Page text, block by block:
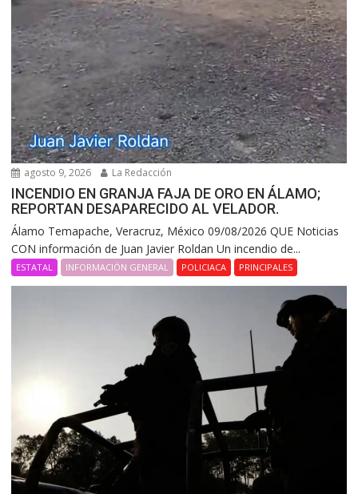
agosto 9, 2026 La Redacción
INCENDIO EN GRANJA FAJA DE ORO EN ÁLAMO;
REPORTAN DESAPARECIDO AL VELADOR.
Álamo Temapache, Veracruz, México 09/08/2026 QUE Noticias
CON información de Juan Javier Roldan Un incendio de...
ESTATAL INFORMACIÓN GENERAL POLICIACA PRINCIPALES